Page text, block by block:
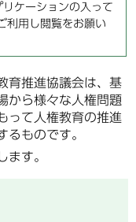
ケーションの入って
利用し閲覧をお願い
育推進協議会は、基
から様々な人権問題
って人権教育の推進
るものです。
す。